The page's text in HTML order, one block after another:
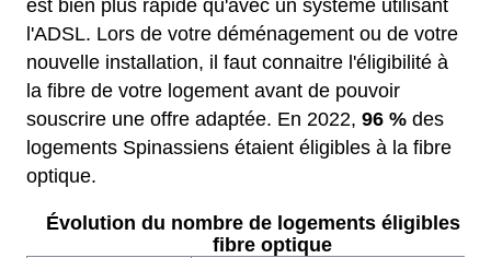
est bien plus rapide qu'avec un système utilisant
l'ADSL. Lors de votre déménagement ou de votre
nouvelle installation, il faut connaitre l'éligibilité à
la fibre de votre logement avant de pouvoir
souscrire une offre adaptée. En 2022, 96 % des
logements Spinassiens étaient éligibles à la fibre
optique.
Évolution du nombre de logements éligibles à
fibre optique